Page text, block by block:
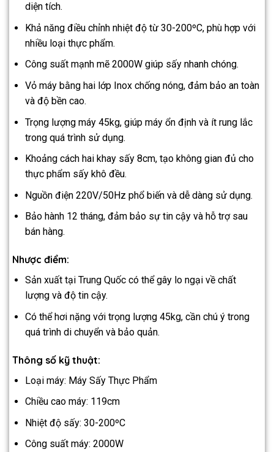
diện tích.
Khả năng điều chỉnh nhiệt độ từ 30-200ºC, phù hợp với
nhiều loại thực phẩm.
Công suất mạnh mẽ 2000W giúp sấy nhanh chóng.
Vỏ máy bằng hai lớp Inox chống nóng, đảm bảo an toàn
và độ bền cao.
Trọng lượng máy 45kg, giúp máy ổn định và ít rung lắc
trong quá trình sử dụng.
Khoảng cách hai khay sấy 8cm, tạo không gian đủ cho
thực phẩm sấy khô đều.
Nguồn điện 220V/50Hz phổ biến và dễ dàng sử dụng.
Bảo hành 12 tháng, đảm bảo sự tin cậy và hỗ trợ sau
bán hàng.
Nhược điểm:
Sản xuất tại Trung Quốc có thể gây lo ngại về chất
lượng và độ tin cậy.
Có thể hơi nặng với trọng lượng 45kg, cần chú ý trong
quá trình di chuyển và bảo quản.
Thông số kỹ thuật:
Loại máy: Máy Sấy Thực Phẩm
Chiều cao máy: 119cm
Nhiệt độ sấy: 30-200ºC
Công suất máy: 2000W